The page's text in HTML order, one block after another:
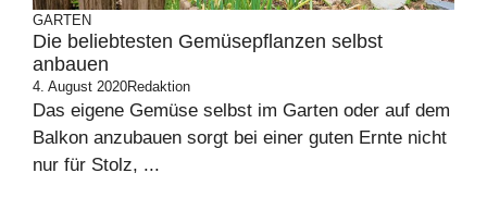
GARTEN
Die beliebtesten Gemüsepflanzen selbst
anbauen
4. August 2020Redaktion
Das eigene Gemüse selbst im Garten oder auf dem
Balkon anzubauen sorgt bei einer guten Ernte nicht
nur für Stolz, ...